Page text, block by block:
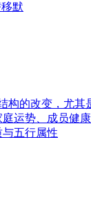
默
的改变，尤
运势、成员健
五行属性